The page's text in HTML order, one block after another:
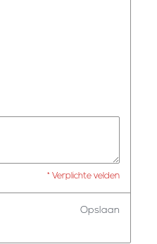
* Verplichte velden
Opslaan